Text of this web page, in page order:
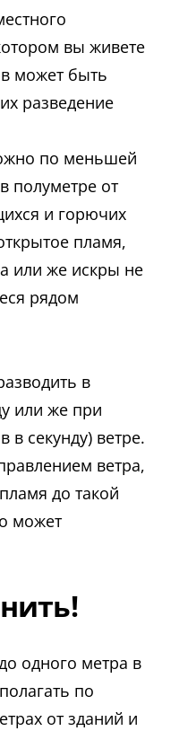
вы живете
может быть
разведение
по меньшей
полуметре от
и горючих
пламя,
или же искры не
рядом
в
или же при
в секунду) ветре.
ветра,
до такой
может
одного метра в
по
от зданий и